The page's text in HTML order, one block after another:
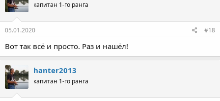
капитан 1-го ранга
05.01.2020 #18
Вот так всё и просто. Раз и нашёл!
hanter2013
капитан 1-го ранга